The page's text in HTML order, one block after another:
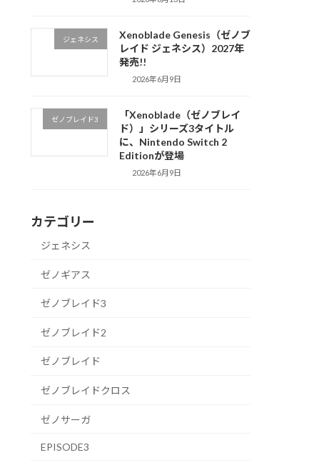
ジェネシス
Xenoblade Genesis（ゼノブ
レイド ジェネシス）2027年
発売!!
2026年6月9日
ゼノブレイド3
「Xenoblade（ゼノブレイ
ド）」シリーズ3タイトル
に、Nintendo Switch 2
Editionが登場
2026年6月9日
カテゴリー
ジェネシス
ゼノギアス
ゼノブレイド3
ゼノブレイド2
ゼノブレイド
ゼノブレイドクロス
ゼノサーガ
EPISODE3